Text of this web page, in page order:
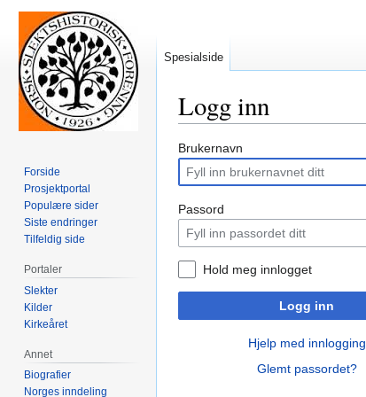
Logg inn
Hopp
navigering
Hopp
søk
Brukernavn
Passord
Hold meg innlogget
Logg inn
Hjelp med innlogging
Glemt passordet?
Spesialside
Forside
Prosjektportal
Populære sider
Siste endringer
Tilfeldig side
Portaler
Slekter
Kilder
Kirkeåret
Annet
Biografier
Norges inndeling